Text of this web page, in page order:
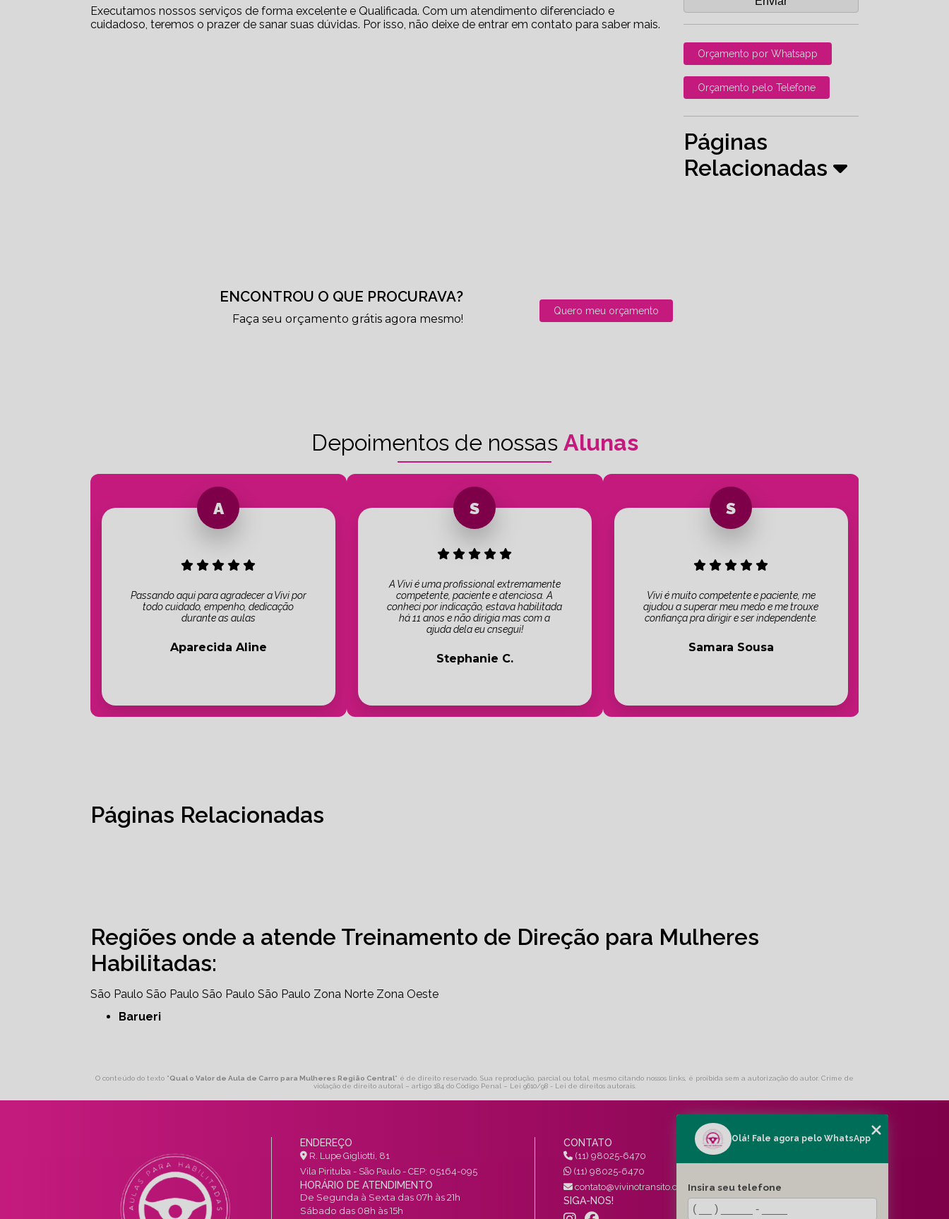
Executamos nossos serviços de forma excelente e Qualificada. Com um atendimento diferenciado e
cuidadoso, teremos o prazer de sanar suas dúvidas. Por isso, não deixe de entrar em contato para saber mais.
Orçamento por Whatsapp
Orçamento pelo Telefone
Páginas
Relacionadas
ENCONTROU O QUE PROCURAVA?
Faça seu orçamento grátis agora mesmo!
Quero meu orçamento
Depoimentos de nossas Alunas
Passando aqui para agradecer a Vivi por
todo cuidado, empenho, dedicação
durante as aulas
Aparecida Aline
A Vivi é uma profissional extremamente
competente, paciente e atenciosa. A
conheci por indicação, estava habilitada
há 11 anos e não dirigia mas com a
ajuda dela eu cnsegui!
Stephanie C.
Vivi é muito competente e paciente, me
ajudou a superar meu medo e me trouxe
confiança pra dirigir e ser independente.
Samara Sousa
Páginas Relacionadas
Regiões onde a atende Treinamento de Direção para Mulheres
Habilitadas:
São Paulo São Paulo São Paulo São Paulo Zona Norte Zona Oeste
Barueri
O conteúdo do texto "Qual o Valor de Aula de Carro para Mulheres Região Central" é de direito reservado. Sua reprodução, parcial ou total, mesmo citando nossos links, é proibida sem a autorização do autor. Crime de
violação de direito autoral – artigo 184 do Código Penal – Lei 9610/98 - Lei de direitos autorais.
ENDEREÇO
R. Lupe Gigliotti, 81
Vila Pirituba - São Paulo - CEP: 05164-095
HORÁRIO DE ATENDIMENTO
De Segunda à Sexta das 07h às 21h
Sábado das 08h às 15h
CONTATO
(11) 98025-6470
(11) 98025-6470
contato@vivinotransito.com.br
SIGA-NOS!
MENU
SERVIÇOS
Olá! Fale agora pelo WhatsApp
Insira seu telefone